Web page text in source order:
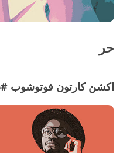
حر
اكشن كارتون فوتوشوب #6 "Vector Cartoon"